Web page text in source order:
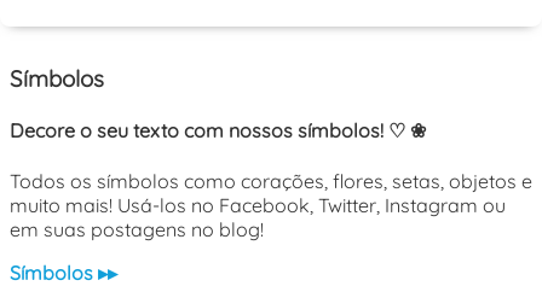
Símbolos
Decore o seu texto com nossos símbolos! ♡ ❀
Todos os símbolos como corações, flores, setas, objetos e
muito mais! Usá-los no Facebook, Twitter, Instagram ou
em suas postagens no blog!
Símbolos ▸▸